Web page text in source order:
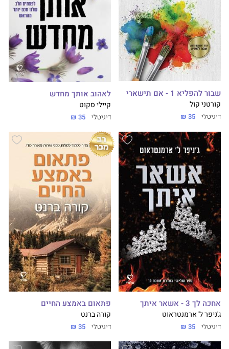
שבור להפליא 1 - אם תישארי
קורטני קול
דיגיטלי 35 ₪
לאהוב אותך מחדש
קיילי סקוט
דיגיטלי 35 ₪
אחכה לך 3 - אשאר איתך
ג'ניפר ל' ארמנטראוט
דיגיטלי 35 ₪
פתאום באמצע החיים
קורה ברנט
דיגיטלי 35 ₪